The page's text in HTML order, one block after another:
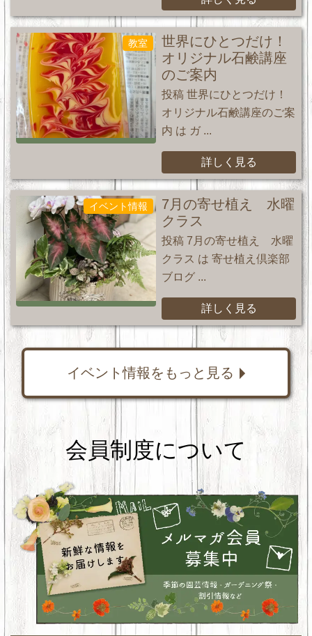
教室
世界にひとつだけ！
オリジナル石鹸講座
のご案内
投稿 世界にひとつだけ！
オリジナル石鹸講座のご案
内 は ガ ...
詳しく見る
イベント情報
7月の寄せ植え 水曜
クラス
投稿 7月の寄せ植え 水曜
クラス は 寄せ植え倶楽部
ブログ ...
詳しく見る
イベント情報をもっと見る
会員制度について